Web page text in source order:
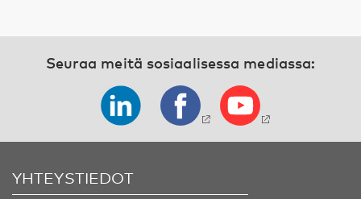
Seuraa meitä sosiaalisessa mediassa:
YHTEYSTIEDOT